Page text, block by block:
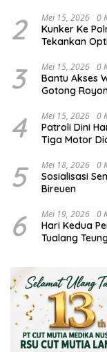
2 Mei 15, 2026 0
Kunker Ke
Tekankan
3 Mei 15, 2026 0
Bantu Akses
Gotong
4 Mei 15, 2026 0
Patroli Dini
Tiga Motor
5 Mei 18, 2026 0
Sosialisasi
Bireuen
6 Mei 19, 2026 0
Hari Kedua
Tualang